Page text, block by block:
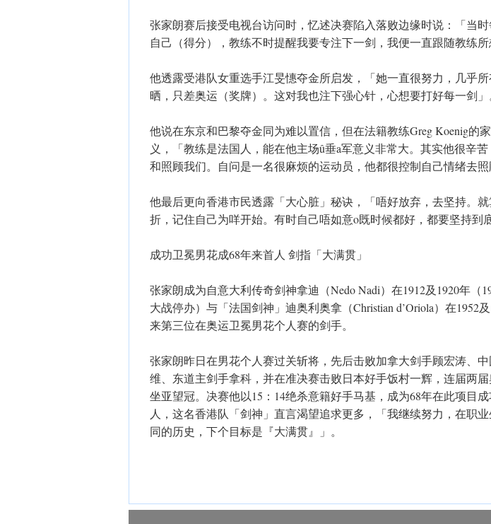
张家朗赛后接受电视台访问时，忆述决赛陷入落败边缘时说：「当
自己（得分），教练不时提醒我要专注下一剑，我便一直跟随教练所
他透露受港队女重选手江旻憓夺金所启发，「她一直很努力，几乎
晒，只差奥运（奖牌）。这对我也注下强心针，心想要打好每一剑」
他说在东京和巴黎夺金同为难以置信，但在法籍教练Greg Koenig的
义，「教练是法国人，能在他主场û垂a军意义非常大。其实他很辛
和照顾我们。自问是一名很麻烦的运动员，他都很控制自己情绪去照
他最后更向香港市民透露「大心脏」秘诀，「唔好放弃，去坚持。
折，记住自己为咩开始。有时自己唔如意o既时候都好，都要坚持到
成功卫冕男花成68年来首人 剑指「大满贯」
张家朗成为自意大利传奇剑神拿迪（Nedo Nadi）在1912及1920年（
大战停办）与「法国剑神」迪奥利奥拿（Christian d’Oriola）在1952
来第三位在奥运卫冕男花个人赛的剑手。
张家朗昨日在男花个人赛过关斩将，先后击败加拿大剑手顾宏涛、
维、东道主剑手拿科，并在准决赛击败日本好手饭村一辉，连届两届
坐亚望冠。决赛他以15：14绝杀意籍好手马基，成为68年在此项目
人，这名香港队「剑神」直言渴望追求更多，「我继续努力，在职
同的历史，下个目标是『大满贯』」。